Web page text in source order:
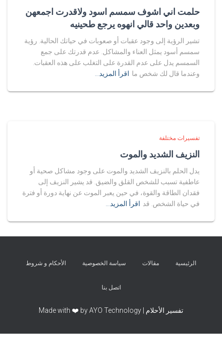
حلمت اني اشوف سمسم اسود ولاقدرت اجمعهن
وبعدين واحد قالي انهوه يرجع طحينيه
تشير الرؤية إلى وجود عقبات أو صعوبات في حياتك الحالية. رؤية
سمسم أسود يمثل العناء والمشاكل. عدم قدرتك على جمع
السمسم يدل على عدم القدرة على التغلب على هذه العقبات.
وعندما قال لك شخص ما اقرأ المزيد…
تفسيرات مختلفة
النزيف الشديد والموت
يدل الحلم بالنزيف الشديد والموت على وجود مشاكل صحية أو
عاطفية تسبب للشخص القلق والضيق. قد يشير النزيف إلى
فقدان الطاقة والقوة، في حين يعبر الموت عن نهاية دورة أو فترة
في حياة الشخص. قد اقرأ المزيد…
الرئيسية مقالات سياسة الخصوصية الأحكام و شروط
اتصل بنا
تفسير الأحلام | Made with ❤️ by AYO Technology